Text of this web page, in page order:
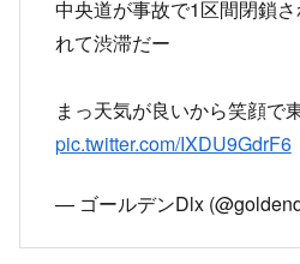
中央道（上り）
規制内容：通行止
原因：横転転覆事故
中央道の事故・
中央道の渋滞情報
情報を規制区間や
通情報センター（